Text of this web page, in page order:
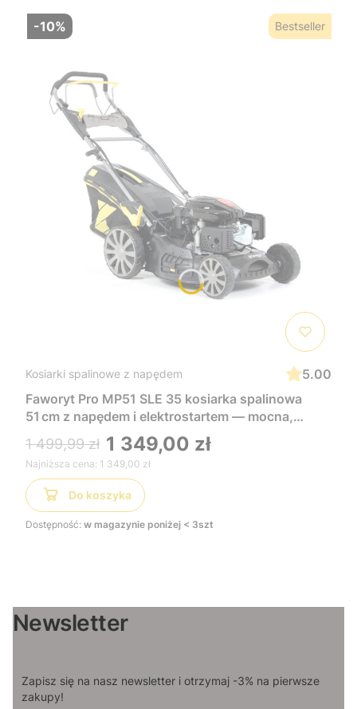
-10% Bestseller
Kosiarki spalinowe z napędem
5.00
Faworyt Pro MP51 SLE 35 kosiarka spalinowa
51 cm z napędem i elektrostartem — mocna,
wygodna i łatwa w uruchomieniu, idealna do
dużych trawników
1 499,99 zł 1 349,00 zł
Najniższa cena: 1 349,00 zł
Do koszyka
Dostępność: w magazynie poniżej < 3szt
Newsletter
Zapisz się na nasz newsletter i otrzymaj -3% na pierwsze
zakupy!